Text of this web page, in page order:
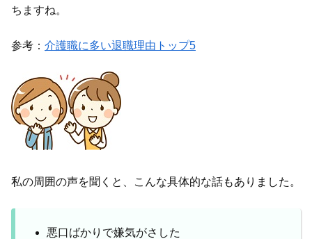
ちますね。
参考： 介護職に多い退職理由トップ5
私の周囲の声を聞くと、こんな具体的な話もありました。
悪口ばかりで嫌気がさした